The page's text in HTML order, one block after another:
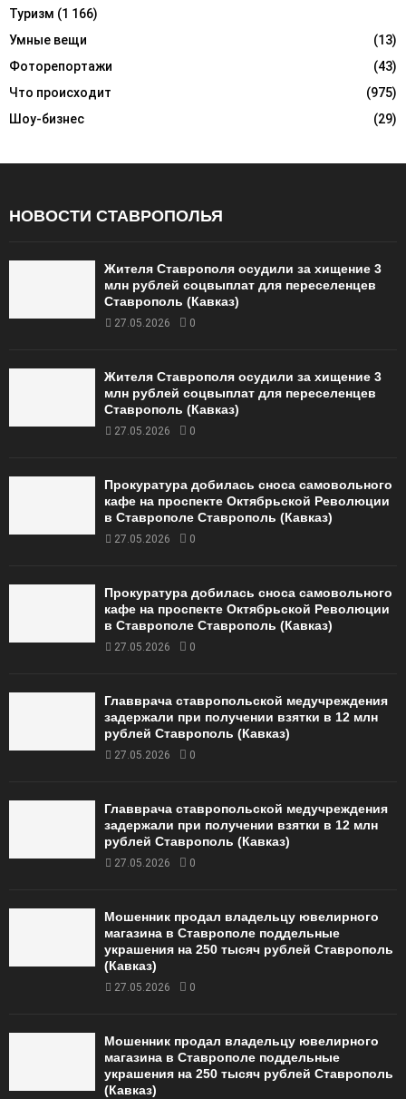
Туризм (1 166)
Умные вещи
(13)
Фоторепортажи
(43)
Что происходит
(975)
Шоу-бизнес
(29)
НОВОСТИ СТАВРОПОЛЬЯ
Жителя Ставрополя осудили за хищение 3
млн рублей соцвыплат для переселенцев
Ставрополь (Кавказ)
27.05.2026 0
Жителя Ставрополя осудили за хищение 3
млн рублей соцвыплат для переселенцев
Ставрополь (Кавказ)
27.05.2026 0
Прокуратура добилась сноса самовольного
кафе на проспекте Октябрьской Революции
в Ставрополе Ставрополь (Кавказ)
27.05.2026 0
Прокуратура добилась сноса самовольного
кафе на проспекте Октябрьской Революции
в Ставрополе Ставрополь (Кавказ)
27.05.2026 0
Главврача ставропольской медучреждения
задержали при получении взятки в 12 млн
рублей Ставрополь (Кавказ)
27.05.2026 0
Главврача ставропольской медучреждения
задержали при получении взятки в 12 млн
рублей Ставрополь (Кавказ)
27.05.2026 0
Мошенник продал владельцу ювелирного
магазина в Ставрополе поддельные
украшения на 250 тысяч рублей Ставрополь
(Кавказ)
27.05.2026 0
Мошенник продал владельцу ювелирного
магазина в Ставрополе поддельные
украшения на 250 тысяч рублей Ставрополь
(Кавказ)